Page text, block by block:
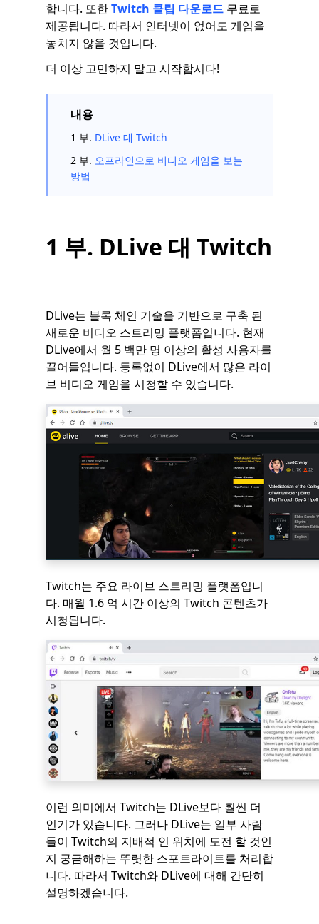
합니다. 또한Twitch 클립 다운로드 무료로
제공됩니다. 따라서 인터넷이 없어도 게임을
놓치지 않을 것입니다.
더 이상 고민하지 말고 시작합시다!
내용
1 부. DLive 대 Twitch
2 부. 오프라인으로 비디오 게임을 보는
방법
1 부. DLive 대 Twitch
DLive는 블록 체인 기술을 기반으로 구축 된
새로운 비디오 스트리밍 플랫폼입니다. 현재
DLive에서 월 5 백만 명 이상의 활성 사용자를
끌어들입니다. 등록없이 DLive에서 많은 라이
브 비디오 게임을 시청할 수 있습니다.
Twitch는 주요 라이브 스트리밍 플랫폼입니
다. 매월 1.6 억 시간 이상의 Twitch 콘텐츠가
시청됩니다.
이런 의미에서 Twitch는 DLive보다 훨씬 더
인기가 있습니다. 그러나 DLive는 일부 사람
들이 Twitch의 지배적 인 위치에 도전 할 것인
지 궁금해하는 뚜렷한 스포트라이트를 처리합
니다. 따라서 Twitch와 DLive에 대해 간단히
설명하겠습니다.